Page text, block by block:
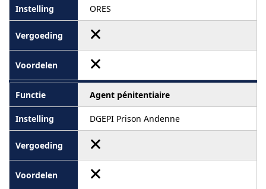
ORES
Agent pénitentiaire
DGEPI Prison Andenne